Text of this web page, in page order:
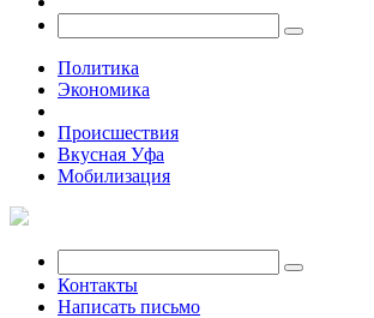
Политика
Экономика
Происшествия
Вкусная Уфа
Мобилизация
Контакты
Написать письмо